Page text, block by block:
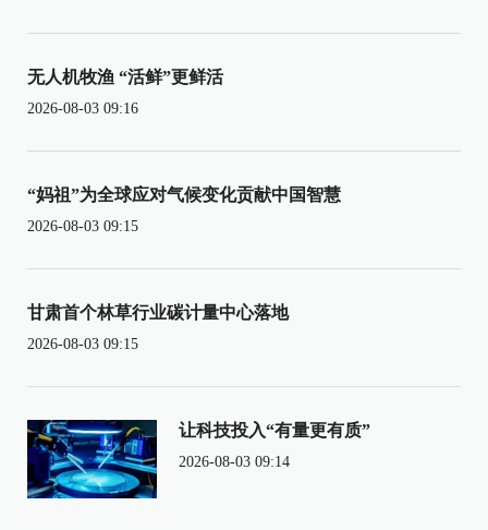
无人机牧渔 “活鲜”更鲜活
2026-08-03 09:16
“妈祖”为全球应对气候变化贡献中国智慧
2026-08-03 09:15
甘肃首个林草行业碳计量中心落地
2026-08-03 09:15
让科技投入“有量更有质”
2026-08-03 09:14